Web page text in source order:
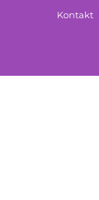
Kontakt